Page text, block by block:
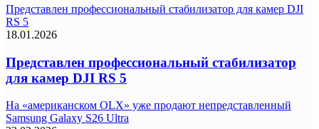
Представлен профессиональный стабилизатор для камер DJI
RS 5
18.01.2026
Представлен профессиональный стабилизатор
для камер DJI RS 5
На «американском OLX» уже продают непредставленный
Samsung Galaxy S26 Ultra